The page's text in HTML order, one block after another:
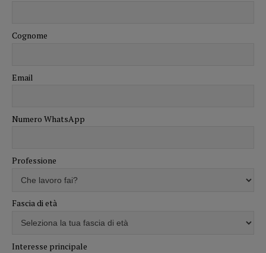
Cognome
Email
Numero WhatsApp
Professione
Fascia di età
Interesse principale